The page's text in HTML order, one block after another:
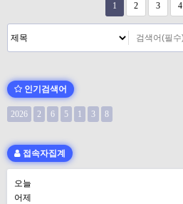
1 2 3 4
인기검색어
2026 2 6 5 1 3 8
접속자집계
오늘
어제